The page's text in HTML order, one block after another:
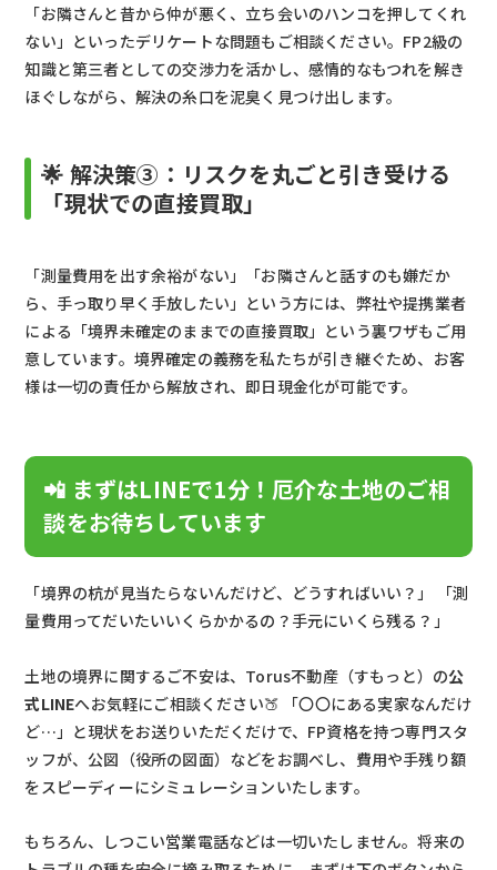
「お隣さんと昔から仲が悪く、立ち会いのハンコを押してくれ
ない」といったデリケートな問題もご相談ください。FP2級の
知識と第三者としての交渉力を活かし、感情的なもつれを解き
ほぐしながら、解決の糸口を泥臭く見つけ出します。
🌟 解決策③：リスクを丸ごと引き受ける
「現状での直接買取」
「測量費用を出す余裕がない」「お隣さんと話すのも嫌だか
ら、手っ取り早く手放したい」という方には、弊社や提携業者
による「境界未確定のままでの直接買取」という裏ワザもご用
意しています。境界確定の義務を私たちが引き継ぐため、お客
様は一切の責任から解放され、即日現金化が可能です。
📲 まずはLINEで1分！厄介な土地のご相
談をお待ちしています
「境界の杭が見当たらないんだけど、どうすればいい？」 「測
量費用ってだいたいいくらかかるの？手元にいくら残る？」
土地の境界に関するご不安は、Torus不動産（すもっと）の公
式LINEへお気軽にご相談ください🍑 「〇〇にある実家なんだけ
ど…」と現状をお送りいただくだけで、FP資格を持つ専門スタ
ッフが、公図（役所の図面）などをお調べし、費用や手残り額
をスピーディーにシミュレーションいたします。
もちろん、しつこい営業電話などは一切いたしません。将来の